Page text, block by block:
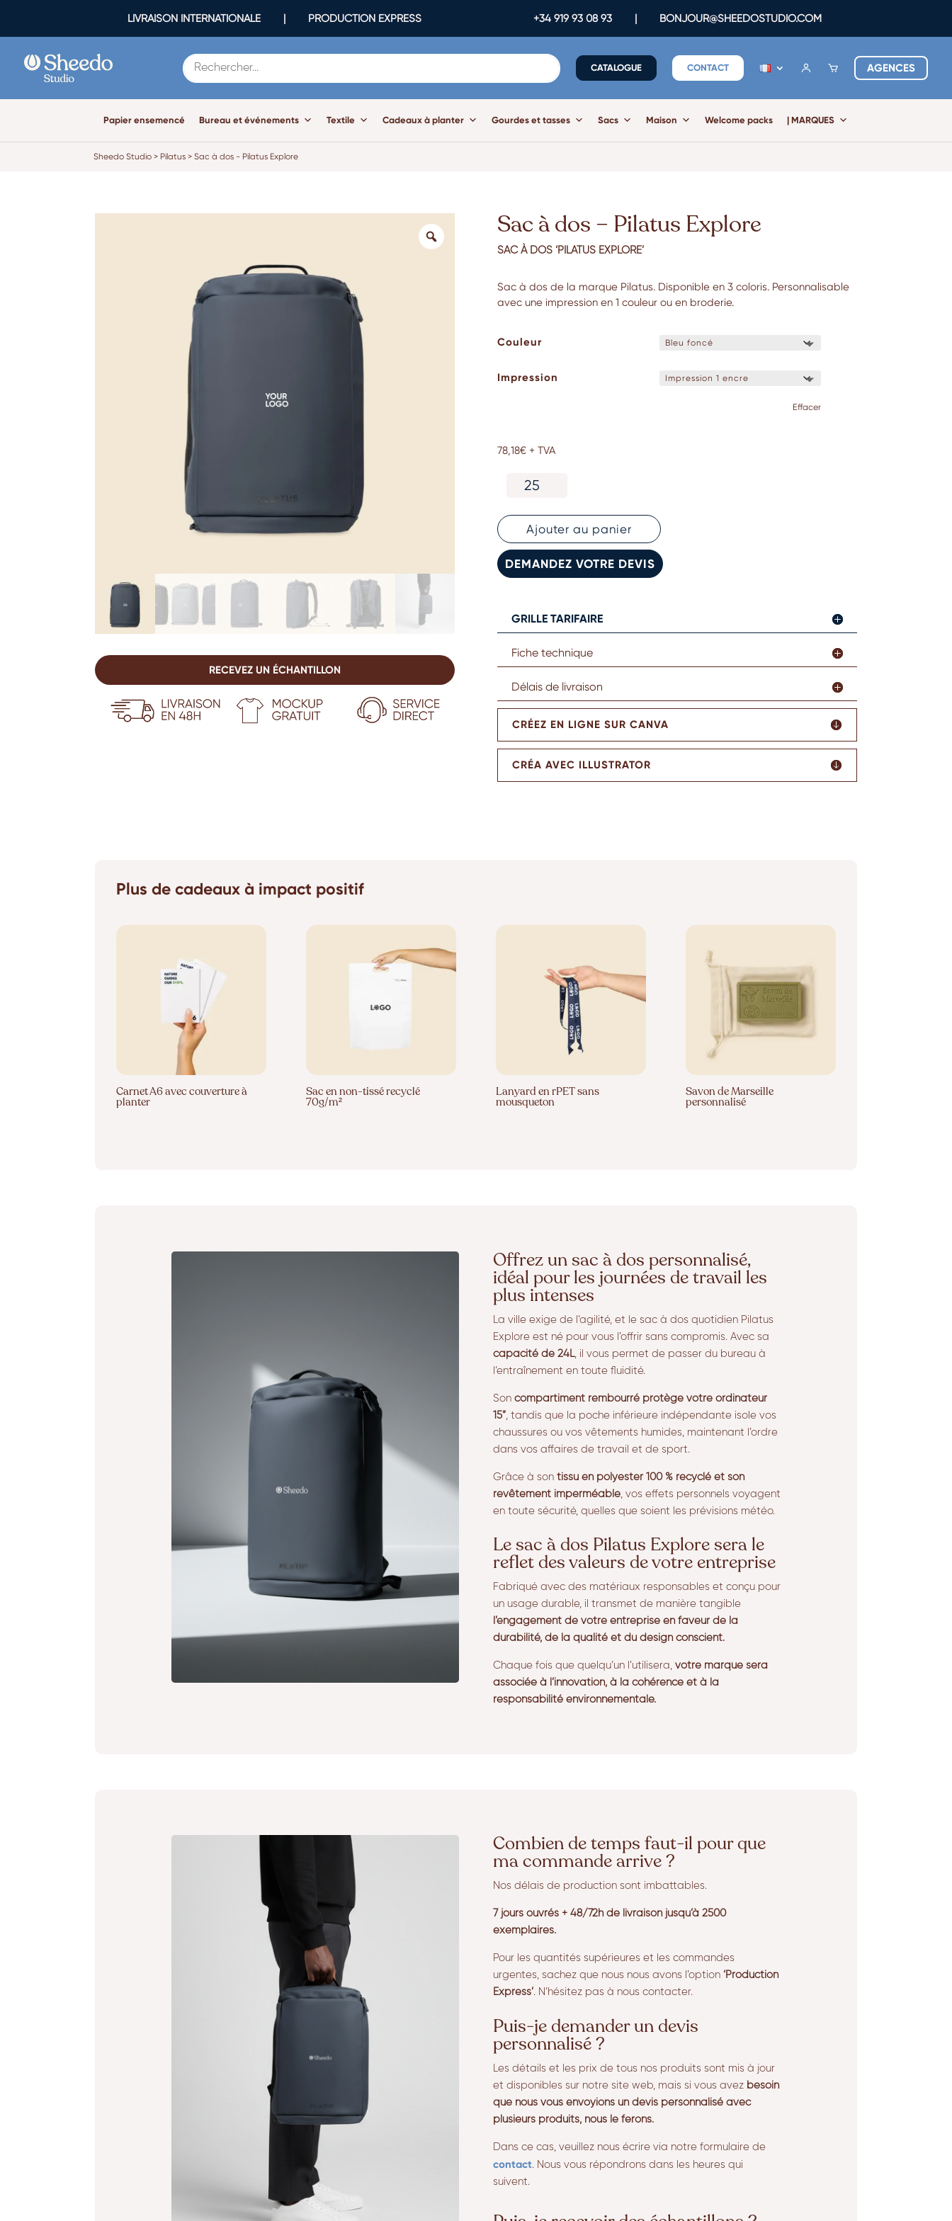
LIVRAISON INTERNATIONALE | PRODUCTION EXPRESS +34 919 93 08 93 | BONJOUR@SHEEDOSTUDIO.COM
CATALOGUE CONTACT AGENCES
Papier ensemencé Bureau et événements Textile Cadeaux à planter Gourdes et tasses Sacs Maison Welcome packs | MARQUES
Sheedo Studio> Pilatus> Sac à dos - Pilatus Explore
RECEVEZ UN ÉCHANTILLON
Sac à dos – Pilatus Explore
SAC À DOS ‘PILATUS EXPLORE’
Sac à dos de la marque Pilatus. Disponible en 3 coloris. Personnalisable
avec une impression en 1 couleur ou en broderie.
Couleur
Impression
Effacer
78,18€ + TVA
-
Pilatus
Ajouter au panier
DEMANDEZ VOTRE DEVIS
GRILLE TARIFAIRE
Fiche technique
Délais de livraison
CRÉEZ EN LIGNE SUR CANVA
CRÉA AVEC ILLUSTRATOR
Plus de cadeaux à impact positif
Carnet A6 avec couverture à
planter
Sac en non-tissé recyclé
70g/m²
Lanyard en rPET sans
mousqueton
Savon de Marseille
personnalisé
Offrez un sac à dos personnalisé,
idéal pour les journées de travail les
plus intenses
La ville exige de l’agilité, et le sac à dos quotidien Pilatus
Explore est né pour vous l’offrir sans compromis. Avec sa
capacité de 24L, il vous permet de passer du bureau à
l’entraînement en toute fluidité.
Son compartiment rembourré protège votre ordinateur
15”, tandis que la poche inférieure indépendante isole vos
chaussures ou vos vêtements humides, maintenant l’ordre
dans vos affaires de travail et de sport.
Grâce à son tissu en polyester 100 % recycléet son
revêtement imperméable, vos effets personnels voyagent
en toute sécurité, quelles que soient les prévisions météo.
Le sac à dos Pilatus Explore sera le
reflet des valeurs de votre entreprise
Fabriqué avec des matériaux responsables et conçu pour
un usage durable, il transmet de manière tangible
l’engagement de votre entreprise en faveur de la
durabilité, de la qualité et du design conscient.
Chaque fois que quelqu’un l’utilisera, votre marque sera
associée à l’innovation, à la cohérence et à la
responsabilité environnementale.
Combien de temps faut-il pour que
ma commande arrive ?
Nos délais de production sont imbattables.
7 jours ouvrés + 48/72h de livraison jusqu’à 2500
exemplaires.
Pour les quantités supérieures et les commandes
urgentes, sachez que nous nous avons l’option ‘Production
Express’. N’hésitez pas à nous contacter.
Puis-je demander un devis
personnalisé ?
Les détails et les prix de tous nos produits sont mis à jour
et disponibles sur notre site web, mais si vous avez besoin
que nous vous envoyions un devis personnalisé avec
plusieurs produits, nous le ferons.
Dans ce cas, veuillez nous écrire via notre formulaire de
contact. Nous vous répondrons dans les heures qui
suivent.